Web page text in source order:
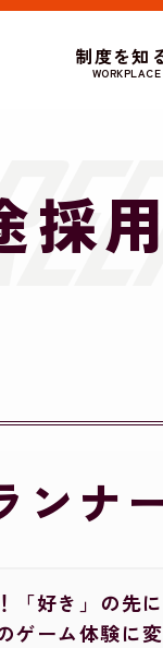
制度を知
WORKPLACE
採用
ンナ
「好き」の先
ゲーム体験に